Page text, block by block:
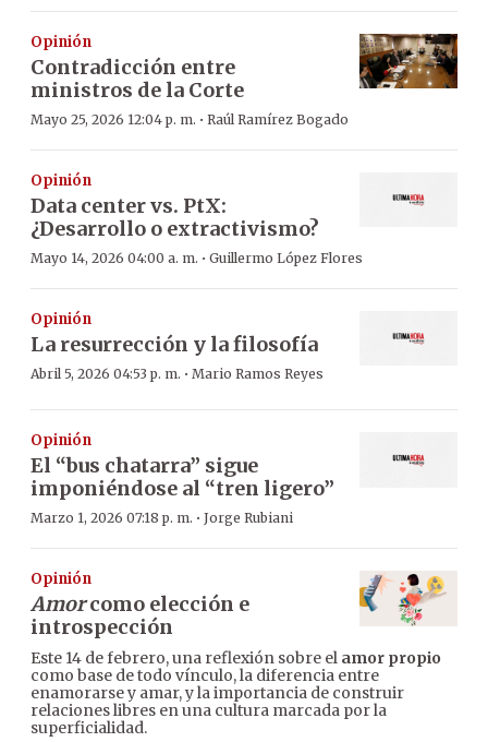
Opinión
Contradicción entre
ministros de la Corte
Mayo 25, 2026 12:04 p. m. · Raúl Ramírez Bogado
Opinión
Data center vs. PtX:
¿Desarrollo o extractivismo?
Mayo 14, 2026 04:00 a. m. · Guillermo López Flores
Opinión
La resurrección y la filosofía
Abril 5, 2026 04:53 p. m. · Mario Ramos Reyes
Opinión
El “bus chatarra” sigue
imponiéndose al “tren ligero”
Marzo 1, 2026 07:18 p. m. · Jorge Rubiani
Opinión
Amorcomo elección e
introspección
Este 14 de febrero, una reflexión sobre el amor propio
como base de todo vínculo, la diferencia entre
enamorarse y amar, y la importancia de construir
relaciones libres en una cultura marcada por la
superficialidad.